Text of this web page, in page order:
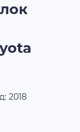
2018